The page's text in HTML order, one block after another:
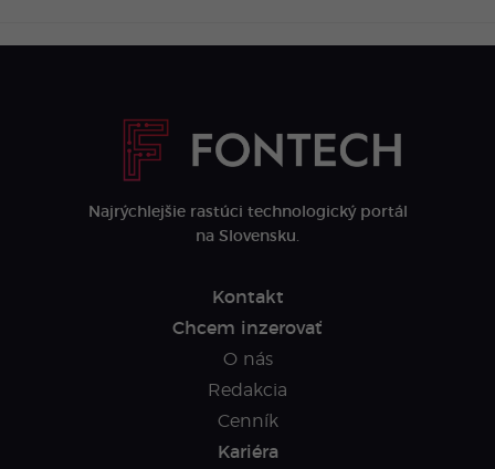
Najrýchlejšie rastúci technologický portál
na Slovensku.
Kontakt
Chcem inzerovať
O nás
Redakcia
Cenník
Kariéra